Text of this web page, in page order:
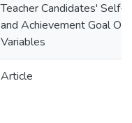
Teacher Candidates' Self-
and Achievement Goal
Variables
Article